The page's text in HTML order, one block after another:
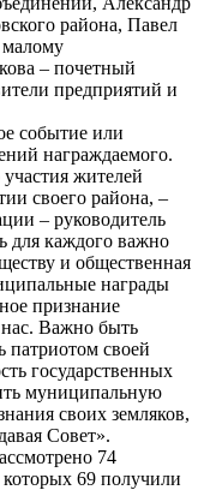
района, Павел
малому
– почетный
предприятий и
событие или
награждаемого.
жителей
своего района, –
– руководитель
для каждого важно
и общественная
награды
признание
Важно быть
своей
государственных
муниципальную
своих земляков,
Совет».
74
которых 69 получили